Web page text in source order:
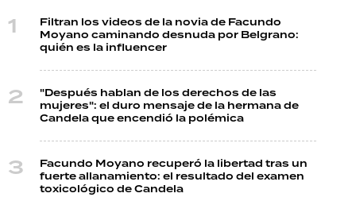
Filtran los videos de la novia de Facundo
Moyano caminando desnuda por Belgrano:
quién es la influencer
"Después hablan de los derechos de las
mujeres": el duro mensaje de la hermana de
Candela que encendió la polémica
Facundo Moyano recuperó la libertad tras un
fuerte allanamiento: el resultado del examen
toxicológico de Candela